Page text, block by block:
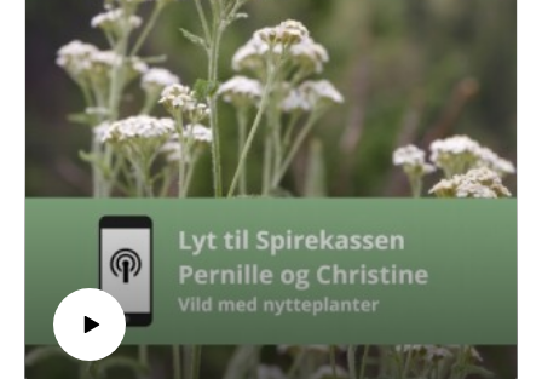
På trods af manglende søvn er Malou allerede i fuld gang med
at udvikle nye, inspirerende frøkasser, så der er masser af
grønt at glæde sig til i det kommende år.
🎧 Lyt med til Livet på SpirekasseGården og bliv klogere (og
lidt mere underholdt) på vores nyeste frønyheder!
Se alle frønyheder 2026